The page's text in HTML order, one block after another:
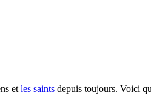
et les saints depuis toujours. Voici